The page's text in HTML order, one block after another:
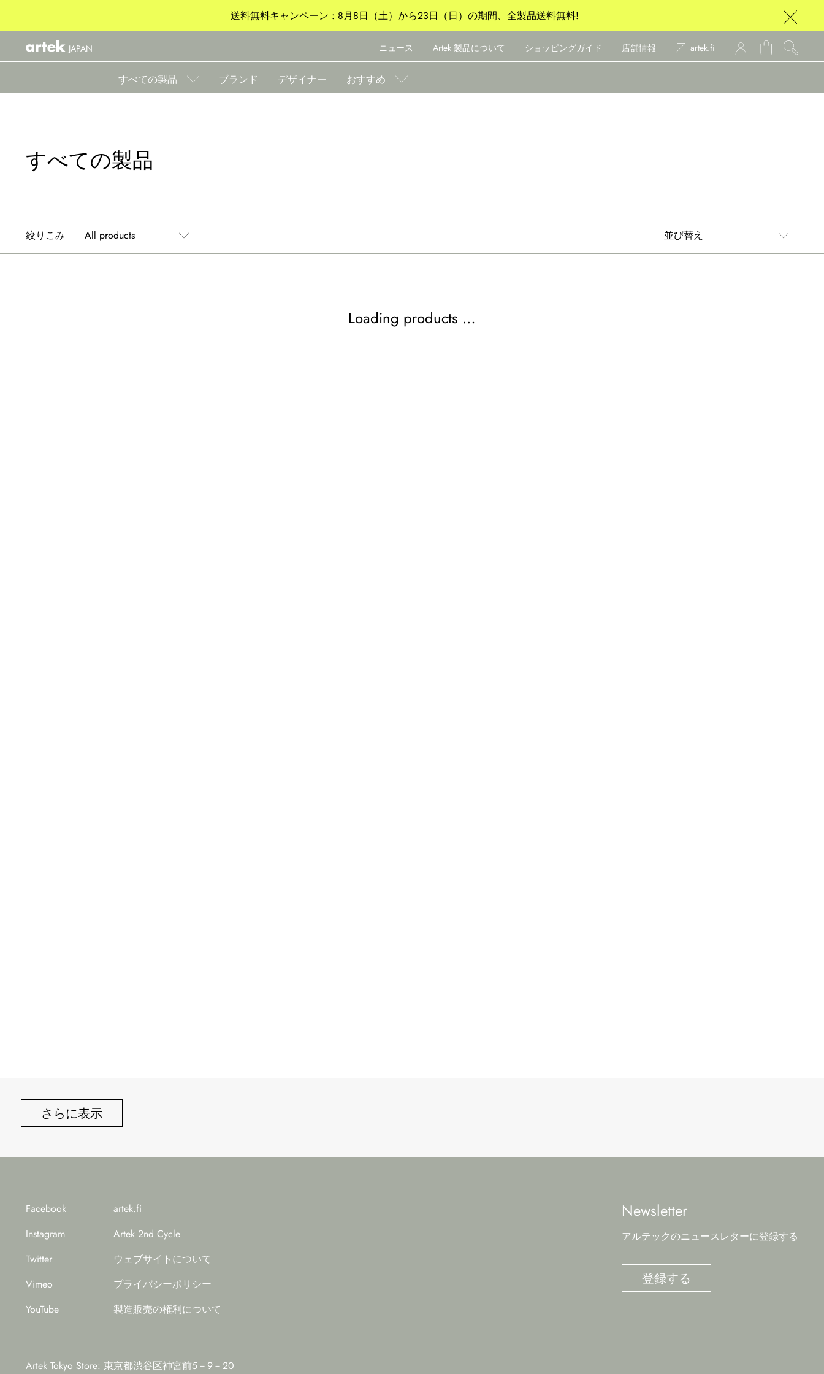
送料無料キャンペーン : 8月8日（土）から23日（日）の期間、全製品送料無料!
JAPAN ニュース Artek 製品について ショッピングガイド 店舗情報 artek.fi
すべての製品 ブランド デザイナー おすすめ
すべての製品
絞りこみ
Loading products …
さらに表示
Newsletter
アルテックのニュースレターに登録する
登録する
Facebook
Instagram
Twitter
Vimeo
YouTube
artek.fi
Artek 2nd Cycle
ウェブサイトについて
プライバシーポリシー
製造販売の権利について
Artek Tokyo Store: 東京都渋谷区神宮前5－9－20